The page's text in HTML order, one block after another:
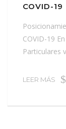
COVID-19
COVID-19
Particulares
LEER MÁS